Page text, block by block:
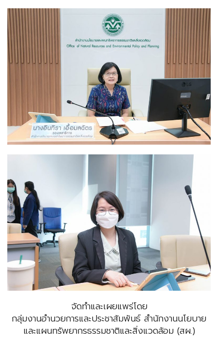
จัดทำและเผยแพร่โดย
กลุ่มงานอำนวยการและประชาสัมพันธ์ สำนักงานนโยบาย
และแผนทรัพยากรธรรมชาติและสิ่งแวดล้อม (สผ.)